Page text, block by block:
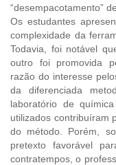
“desempacotamento”
Os estudantes
complexidade da
Todavia, foi notável
outro foi promovida
razão do interesse
da diferenciada
laboratório de
utilizados contribuíram
do método. Porém,
pretexto favorável
contratempos, o